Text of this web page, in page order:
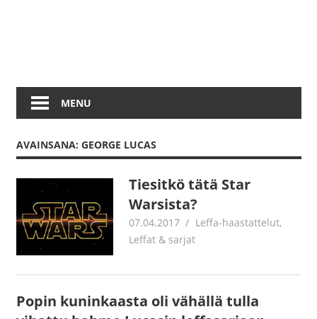
MENU
AVAINSANA: GEORGE LUCAS
Tiesitkö tätä Star
Warsista?
07.04.2017 Jouni Hirn
Leffa-haastattelut,
Leffat & sarjat
Popin kuninkaasta oli vähällä tulla